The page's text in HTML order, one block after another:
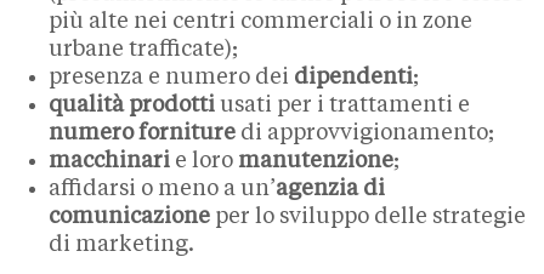
più alte nei centri commerciali o in zone
urbane trafficate);
presenza e numero dei dipendenti;
qualità prodotti usati per i trattamenti e
numero forniture di approvvigionamento;
macchinari e loro manutenzione;
affidarsi o meno a un’agenzia di
comunicazione per lo sviluppo delle strategie
di marketing.